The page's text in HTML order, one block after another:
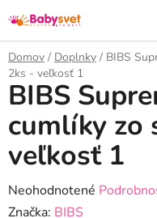
na
obsah
Domov / Doplnky / BIBS
2ks - veľkosť 1
BIBS
cumlíky zo
veľkosť 1
Priemerné
hodnotenie
Neohodnotené
Značka: BIBS